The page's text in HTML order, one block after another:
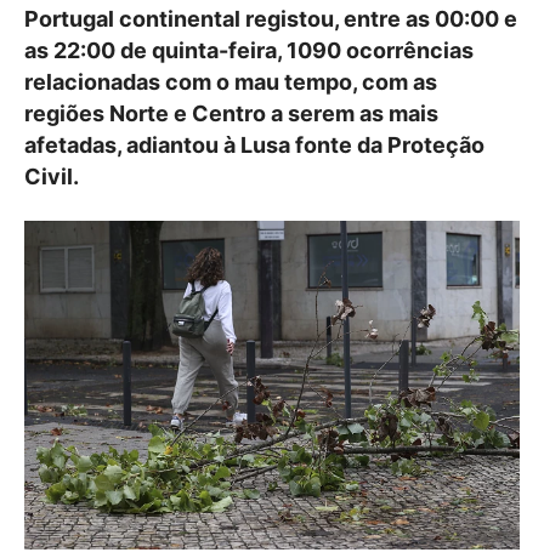
Portugal continental registou, entre as 00:00 e
as 22:00 de quinta-feira, 1090 ocorrências
relacionadas com o mau tempo, com as
regiões Norte e Centro a serem as mais
afetadas, adiantou à Lusa fonte da Proteção
Civil.